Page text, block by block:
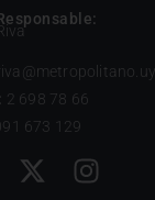
2 698 78 66
673 129